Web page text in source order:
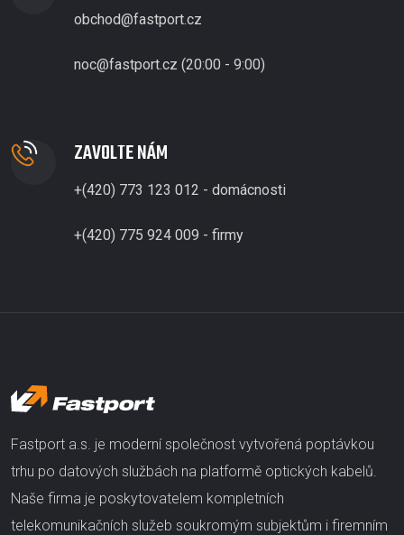
obchod@fastport.cz
noc@fastport.cz (20:00 - 9:00)
ZAVOLTE NÁM
+(420) 773 123 012 - domácnosti
+(420) 775 924 009 - firmy
Fastport a.s. je moderní společnost vytvořená poptávkou
trhu po datových službách na platformě optických kabelů.
Naše firma je poskytovatelem kompletních
telekomunikačních služeb soukromým subjektům i firemním